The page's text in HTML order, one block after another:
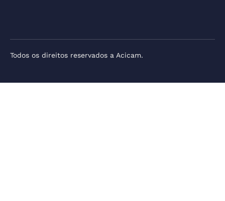
Todos os direitos reservados a Acicam.